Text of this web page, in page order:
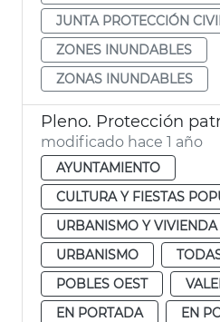
JUNTA PROTECCIÓN
ZONES INUNDABLES
ZONAS INUNDABLES
modificado hace 1 año
AYUNTAMIENTO
CULTURA Y FIESTAS
URBANISMO Y VIVIENDA
URBANISMO
POBLES OEST
EN PORTADA
EN